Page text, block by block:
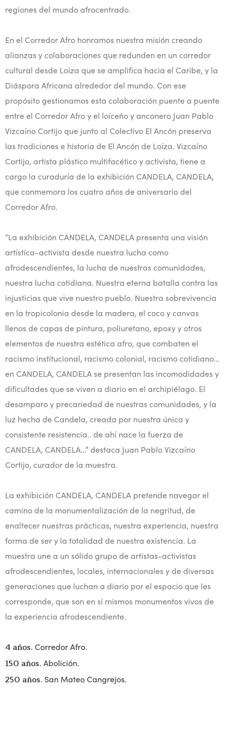
regiones del mundo afrocentrado.
En el Corredor Afro honramos nuestra misión creando
alianzas y colaboraciones que redunden en un corredor
cultural desde Loíza que se amplifica hacia el Caribe, y la
Diáspora Africana alrededor del mundo. Con ese
propósito gestionamos esta colaboración puente a puente
entre el Corredor Afro y el loíceño y anconero Juan Pablo
Vizcaíno Cortijo que junto al Colectivo El Ancón preserva
las tradiciones e historia de El Ancón de Loíza. Vizcaíno
Cortijo, artista plástico multifacético y activista, tiene a
cargo la curaduría de la exhibición CANDELA, CANDELA,
que conmemora los cuatro años de aniversario del
Corredor Afro.
“La exhibición CANDELA, CANDELA presenta una visión
artística-activista desde nuestra lucha como
afrodescendientes, la lucha de nuestras comunidades,
nuestra lucha cotidiana. Nuestra eterna batalla contra las
injusticias que vive nuestro pueblo. Nuestra sobrevivencia
en la tropicolonia desde la madera, el coco y canvas
llenos de capas de pintura, poliuretano, epoxy y otros
elementos de nuestra estética afro, que combaten el
racismo institucional, racismo colonial, racismo cotidiano…
en CANDELA, CANDELA se presentan las incomodidades y
dificultades que se viven a diario en el archipiélago. El
desamparo y precariedad de nuestras comunidades, y la
luz hecha de Candela, creada por nuestra única y
consistente resistencia.. de ahí nace la fuerza de
CANDELA, CANDELA…” destaca Juan Pablo Vizcaíno
Cortijo, curador de la muestra.
La exhibición CANDELA, CANDELA pretende navegar el
camino de la monumentalización de la negritud, de
enaltecer nuestras prácticas, nuestra experiencia, nuestra
forma de ser y la totalidad de nuestra existencia. La
muestra une a un sólido grupo de artistas-activistas
afrodescendientes, locales, internacionales y de diversas
generaciones que luchan a diario por el espacio que les
corresponde, que son en sí mismos monumentos vivos de
la experiencia afrodescendiente.
4 años. Corredor Afro.
150 años. Abolición.
250 años. San Mateo Cangrejos.